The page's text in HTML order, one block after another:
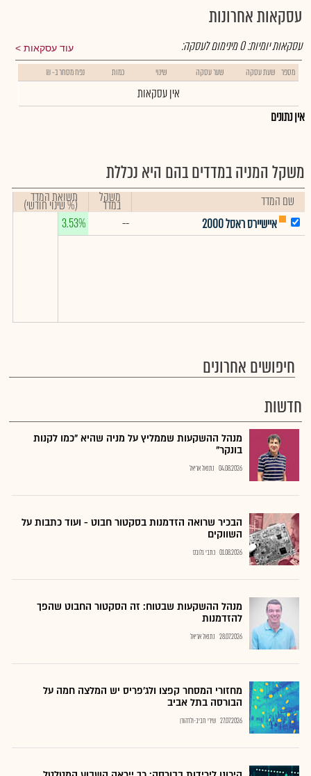
עסקאות אחרונות
עוד עסקאות עסקאות יומיות:0מינימום לעסקה:
מספר שעת עסקה שער עסקה שינוי כמות נפח מסחר ב- ₪
אין עסקאות
אין נתונים
משקל המניה במדדים בהם היא נכללת
שם המדד משקל
במדד תשואת המדד
(% שינוי חודשי)
איישיירס ראסל 2000
--
3.53%
חיפושים אחרונים
חדשות
מנהל ההשקעות שממליץ על מניה שהיא "כמו לקנות
בונקר"
04.08.2026 נתנאל אריאל
הבכיר שרואה הזדמנות בסקטור חבוט - ועוד כתבות על
השווקים
01.08.2026 כתבי גלובס
מנהל ההשקעות שבטוח: זה הסקטור החבוט שהפך
להזדמנות
28.07.2026 נתנאל אריאל
מחזורי המסחר קפצו ולג'פריס יש המלצה חמה על
הבורסה בתל אביב
27.07.2026 שירי חביב-ולדהורן